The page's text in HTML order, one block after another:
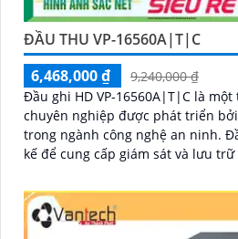
ĐẦU THU VP-16560A|T|C
6,468,000 ₫
9,240,000 ₫
Đầu ghi HD VP-16560A|T|C là
chuyên nghiệp được phát triển
trong ngành công nghệ an ninh. Đầu ghi này được thiết
kế để cung cấp giám sát và lưu